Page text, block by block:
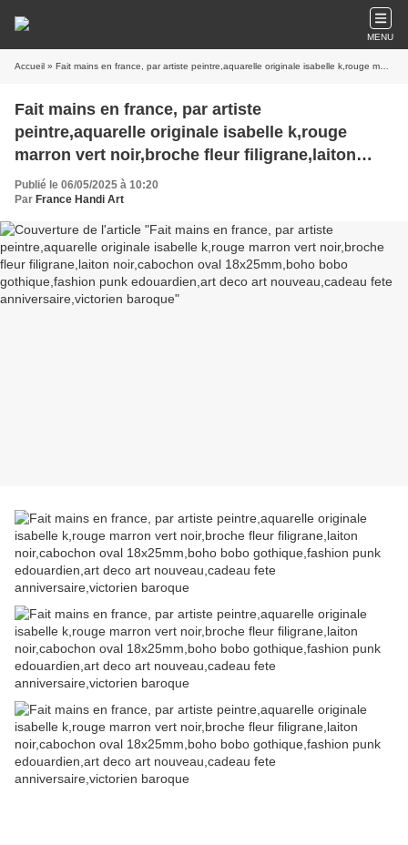
MENU
Accueil » Fait mains en france, par artiste peintre,aquarelle originale isabelle k,rouge marron vert noir,broche fleur filigrane,laiton noir,cabochon oval 18x25mm,boho bobo gothique,fashion punk edouardien,art deco art nouveau,cadeau fete anniversaire,victorien baroque
Fait mains en france, par artiste
peintre,aquarelle originale isabelle k,rouge
marron vert noir,broche fleur filigrane,laiton
noir,cabochon oval 18x25mm,boho bobo
gothique,fashion punk edouardien,art deco art
nouveau,cadeau fete anniversaire,victorien
baroque
Publié le 06/05/2025 à 10:20
Par France Handi Art